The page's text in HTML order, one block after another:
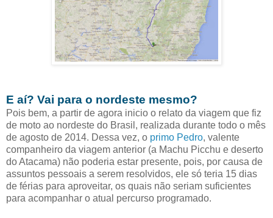
E aí? Vai para o nordeste mesmo?
Pois bem, a partir de agora inicio o relato da viagem que fiz
de moto ao nordeste do Brasil, realizada durante todo o mês
de agosto de 2014. Dessa vez, o primo Pedro, valente
companheiro da viagem anterior (a Machu Picchu e deserto
do Atacama) não poderia estar presente, pois, por causa de
assuntos pessoais a serem resolvidos, ele só teria 15 dias
de férias para aproveitar, os quais não seriam suficientes
para acompanhar o atual percurso programado.